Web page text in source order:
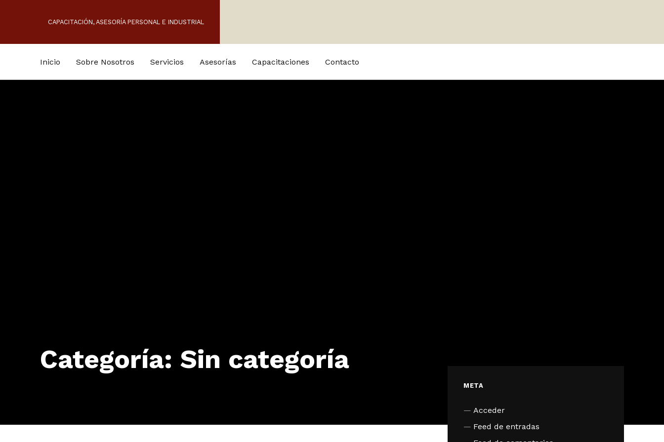
CAPACITACIÓN, ASESORÍA PERSONAL E INDUSTRIAL
Inicio Sobre Nosotros Servicios Asesorías Capacitaciones Contacto
Categoría: Sin categoría
META
Acceder
Feed de entradas